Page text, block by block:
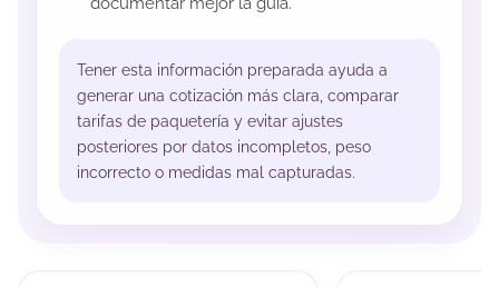
Tener esta información preparada ayuda a
generar una cotización más clara, comparar
tarifas de paquetería y evitar ajustes
posteriores por datos incompletos, peso
incorrecto o medidas mal capturadas.